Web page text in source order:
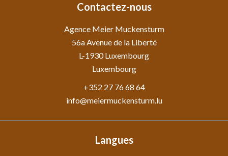
Contactez-nous
Agence Meier Muckensturm
56a Avenue de la Liberté
L-1930Luxembourg
Luxembourg
+352 27 76 68 64
info@meiermuckensturm.lu
Langues